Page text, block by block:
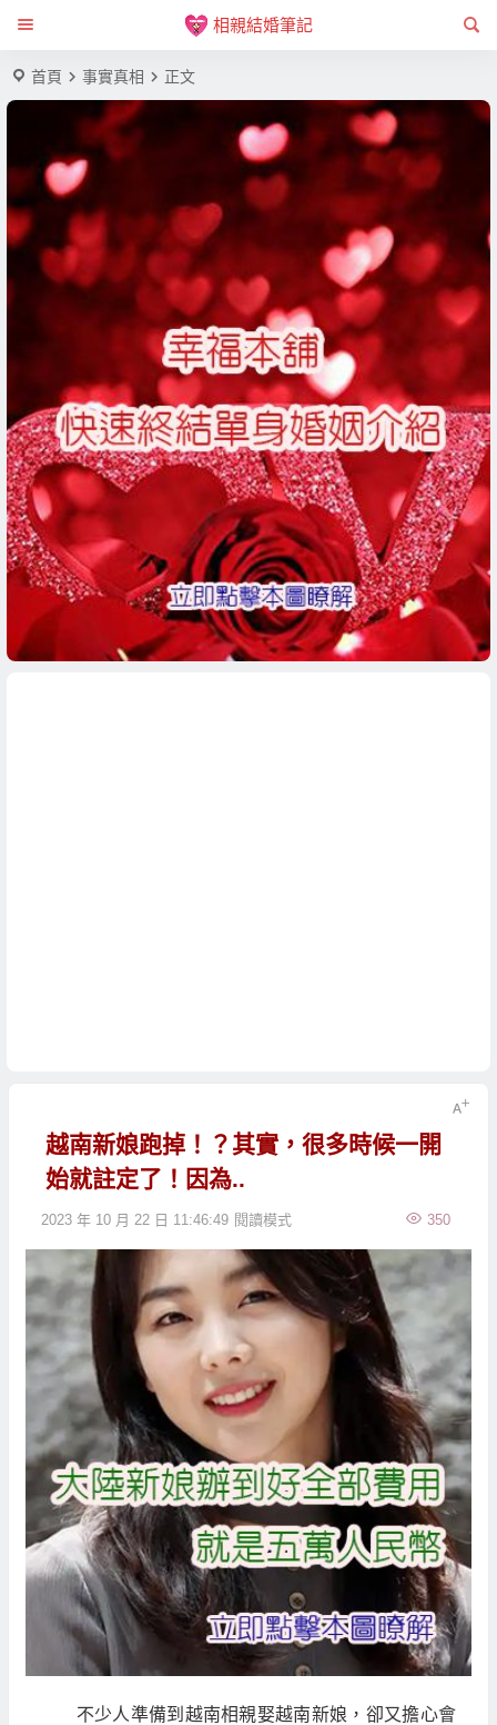
相親結婚筆記
首頁 事實真相 正文
越南新娘跑掉！？其實，很多時候一開
始就註定了！因為..
2023 年 10 月 22 日 11:46:49 350
閱讀模式
不少人準備到越南相親娶越南新娘，卻又擔心會